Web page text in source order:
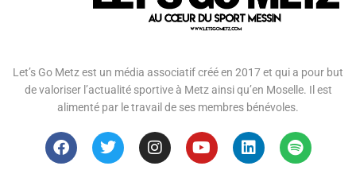
Let’s Go Metz est un média associatif créé en 2017 et qui a pour but
de valoriser l’actualité sportive à Metz ainsi qu’en Moselle. Il est
alimenté par le travail de ses membres bénévoles.